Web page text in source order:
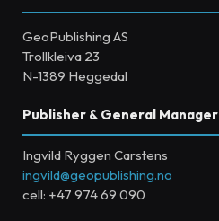
GeoPublishing AS
Trollkleiva 23
N-1389 Heggedal
Publisher & General Manager
Ingvild Ryggen Carstens
ingvild@geopublishing.no
cell: +47 974 69 090